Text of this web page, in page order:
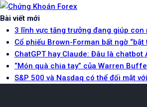
Chứng Khoán Forex
Blog chia sẻ về Chứng Khoán và Forex
Bài viết mới
3 lĩnh vực tăng trưởng đang giúp con
Cổ phiếu Brown-Forman bất ngờ
ChatGPT hay Claude: Đâu là chatbot
“Món quà chia tay” của Warren
S&P 500 và Nasdaq có thể đối mặt